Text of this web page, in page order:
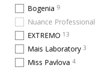
Bogenia 9
Nuance Professional
EXTREMO 13
Mais Laboratory 3
Miss Pavlova 4